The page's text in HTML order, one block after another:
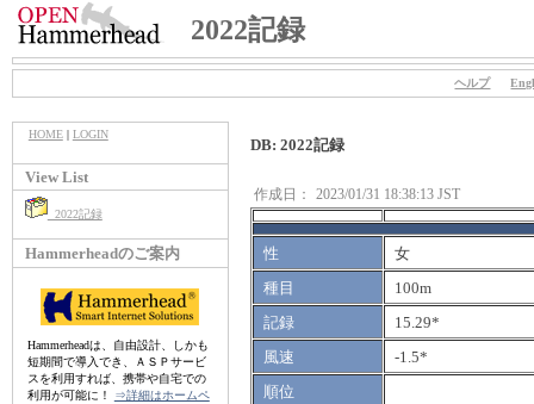
2022記録
ヘルプ
HOME| LOGIN
View List
2022記録
Hammerheadのご案内
Hammerheadは、自由設計、しかも
短期間で導入でき、ＡＳＰサービ
スを利用すれば、携帯や自宅での
利用が可能に！
⇒詳細はホームペ
DB: 2022記録
作成日： 2023/01/31 18:38:13 JST
性
女
種目
100m
記録
15.29*
風速
-1.5*
順位